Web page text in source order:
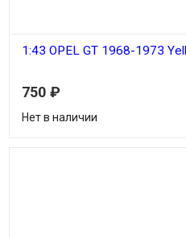
1:43 OPEL GT 1968-1973
750 ₽
Нет в наличии